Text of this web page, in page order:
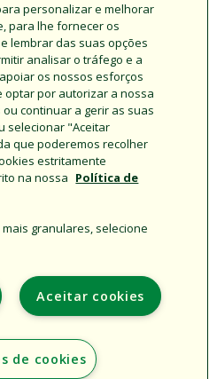
Rain Bird
Sites
personalizar e melhorar
para lhe fornecer os
lembrar das suas opções
analisar o tráfego e a
os nossos esforços
optar por autorizar a nossa
continuar a gerir as suas
selecionar "Aceitar
que poderemos recolher
estritamente
na nossa Política de
granulares, selecione
Aceitar cookies
de cookies